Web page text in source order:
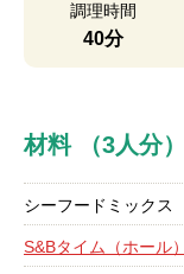
調理時間
40分
材料 （3人分）
シーフードミックス
S&Bタイム（ホール）